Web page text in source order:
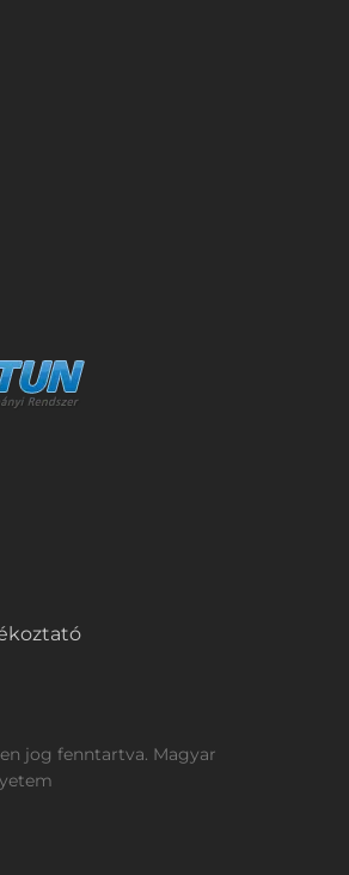
jog fenntartva. Magyar